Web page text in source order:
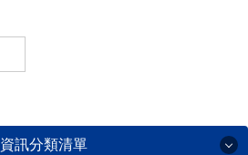
資訊分類清單